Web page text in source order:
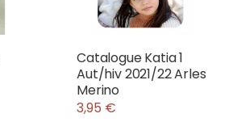
Catalogue Katia 1
Aut/hiv 2021/22 Arles
Merino
3,95 €